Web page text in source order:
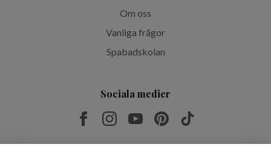
Om oss
Vanliga frågor
Spabadskolan
Sociala medier